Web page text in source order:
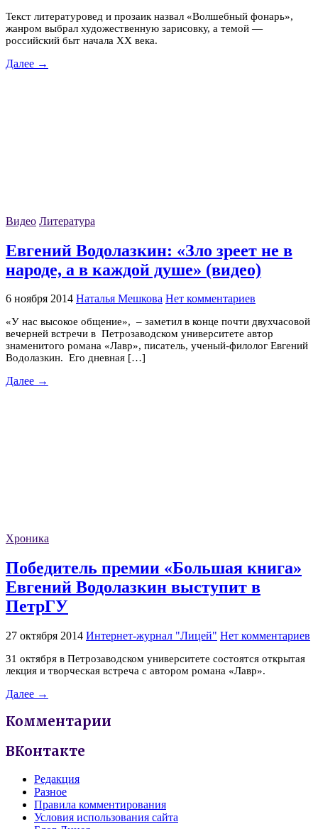
Текст литературовед и прозаик назвал «Волшебный фонарь»,
жанром выбрал художественную зарисовку, а темой —
российский быт начала XX века.
Далее →
Видео Литература
Евгений Водолазкин: «Зло зреет не в
народе, а в каждой душе» (видео)
6 ноября 2014 Наталья Мешкова Нет комментариев
«У нас высокое общение», – заметил в конце почти двухчасовой
вечерней встречи в Петрозаводском университете автор
знаменитого романа «Лавр», писатель, ученый-филолог Евгений
Водолазкин. Его дневная […]
Далее →
Хроника
Победитель премии «Большая книга»
Евгений Водолазкин выступит в
ПетрГУ
27 октября 2014 Интернет-журнал "Лицей" Нет комментариев
31 октября в Петрозаводском университете состоятся открытая
лекция и творческая встреча с автором романа «Лавр».
Далее →
Комментарии
ВКонтакте
Редакция
Разное
Правила комментирования
Условия использования сайта